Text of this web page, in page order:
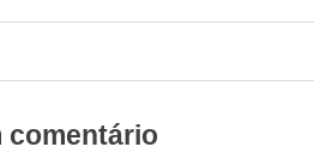
comentário